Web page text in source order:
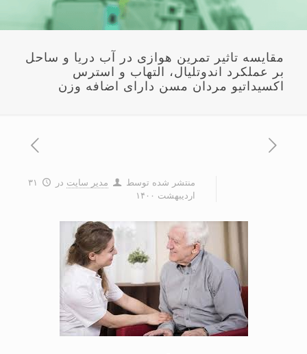
مقایسه تاثیر تمرین هوازی در آب دریا و ساحل
بر عملکرد اندوتلیال، التهاب و استرس
اکسیداتیو مردان مسن دارای اضافه وزن
منتشر شده توسط مدیر سایت در
۳۱
اردیبهشت ۱۴۰۰